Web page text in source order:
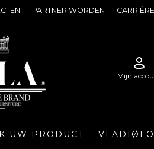
PARTNER WORDEN CARRIÈRE
UW PRODUCT